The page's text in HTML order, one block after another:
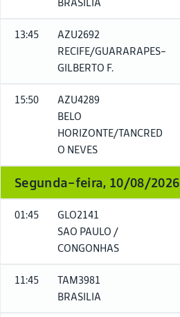
13:45
AZU2692
RECIFE/GUARARAPES-
GILBERTO F.
15:50
AZU4289
BELO
HORIZONTE/TANCRED
O NEVES
Segunda-feira, 10/08/2026
01:45
GLO2141
SAO PAULO /
CONGONHAS
11:45
TAM3981
BRASILIA